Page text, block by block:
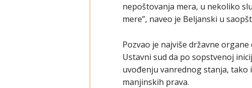
nepoštovanja mera, u nekoliko
mere”, naveo je Beljanski u
Pozvao je najviše državne
Ustavni sud da po sopstvenoj
uvođenju vanrednog stanja, tako
manjinskih prava.